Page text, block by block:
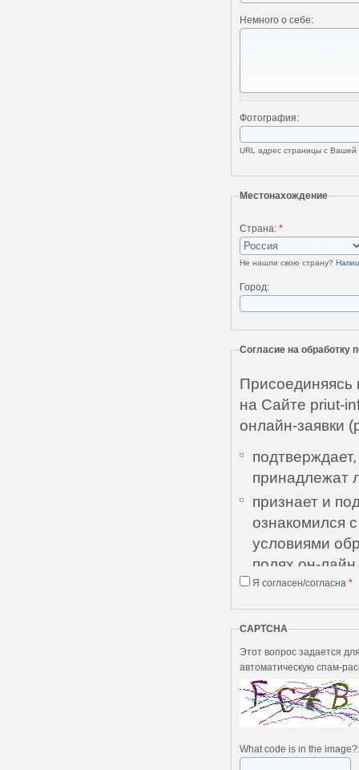
Немного о себе:
Фотография:
URL адрес страницы с
Местонахождение
Страна: *
Не нашли свою страну?
Город:
Согласие на обработку
на Сайте priut-
онлайн-заявки
принадлежат
признает и
ознакомился
условиями
полях он-лайн
признает и
Соглашения и
понятны;
дает
выражает
без каких-
Пользователь
Я согласен/согласна *
CAPTCHA
Этот вопрос задается для того, чтобы
автоматическую спам-
What code is in the